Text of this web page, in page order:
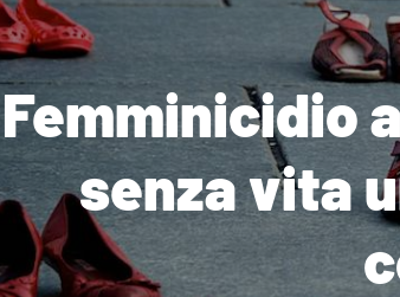
Femminicidio
senza vita